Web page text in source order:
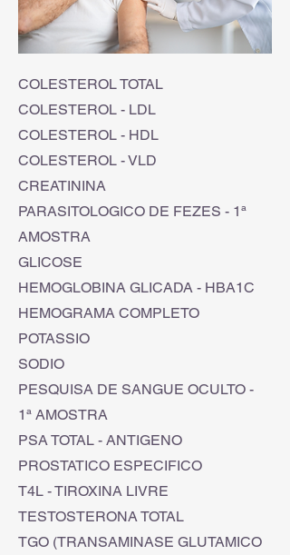
COLESTEROL TOTAL
COLESTEROL - LDL
COLESTEROL - HDL
COLESTEROL - VLD
CREATININA
PARASITOLOGICO DE FEZES - 1ª
AMOSTRA
GLICOSE
HEMOGLOBINA GLICADA - HBA1C
HEMOGRAMA COMPLETO
POTASSIO
SODIO
PESQUISA DE SANGUE OCULTO -
1ª AMOSTRA
PSA TOTAL - ANTIGENO
PROSTATICO ESPECIFICO
T4L - TIROXINA LIVRE
TESTOSTERONA TOTAL
TGO (TRANSAMINASE GLUTAMICO